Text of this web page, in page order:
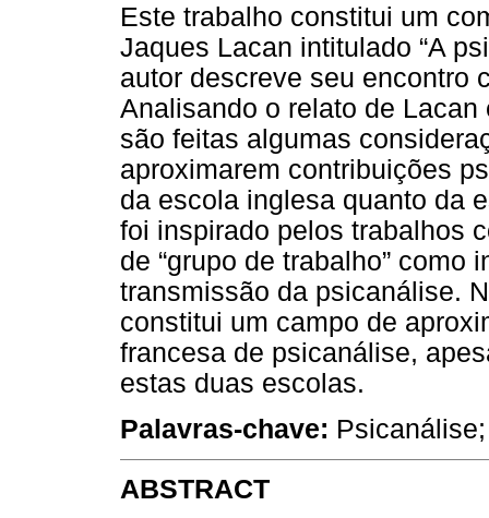
Este trabalho constitui um
Jaques Lacan intitulado “A
autor descreve seu encontro
Analisando o relato de
são feitas algumas
aproximarem contribuições
da escola inglesa quanto da
foi inspirado pelos trabalhos
de “grupo de trabalho” como
transmissão da psicanálise.
constitui um campo de
francesa de psicanálise,
estas duas escolas.
Palavras-chave:
ABSTRACT